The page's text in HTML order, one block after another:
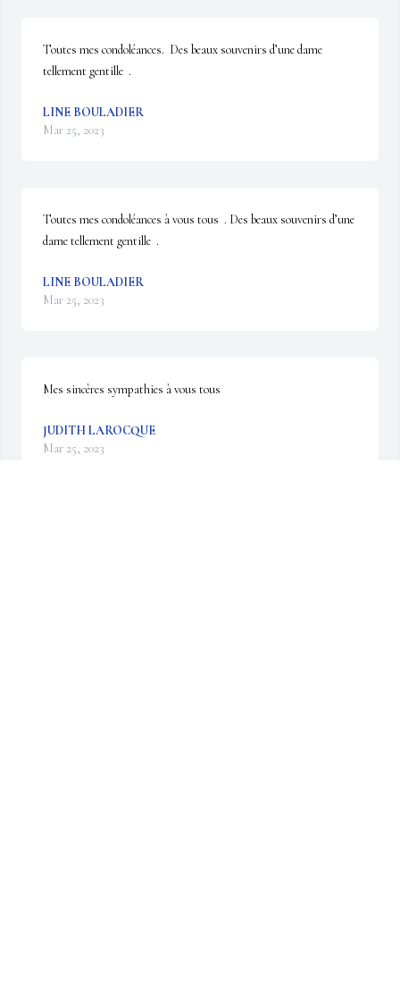
Toutes mes condoléances.  Des beaux souvenirs d’une dame
tellement gentille  .
LINE BOULADIER
Mar 25, 2023
Toutes mes condoléances à vous tous  . Des beaux souvenirs d’une
dame tellement gentille  .
LINE BOULADIER
Mar 25, 2023
Mes sincères sympathies à vous tous
JUDITH LAROCQUE
Mar 25, 2023